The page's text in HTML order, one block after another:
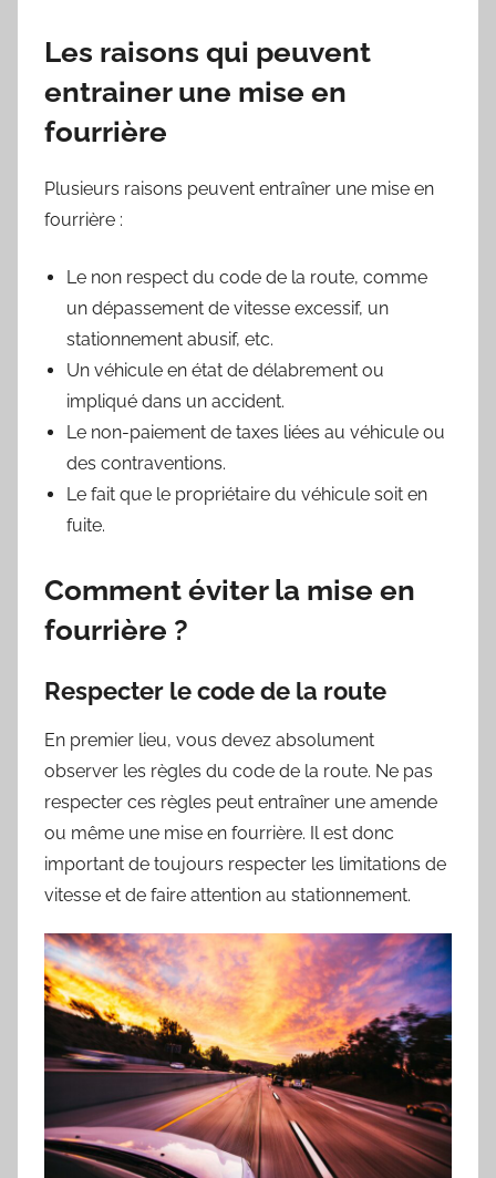
Les raisons qui peuvent
entrainer une mise en
fourrière
Plusieurs raisons peuvent entraîner une mise en
fourrière :
Le non respect du code de la route, comme
un dépassement de vitesse excessif, un
stationnement abusif, etc.
Un véhicule en état de délabrement ou
impliqué dans un accident.
Le non-paiement de taxes liées au véhicule ou
des contraventions.
Le fait que le propriétaire du véhicule soit en
fuite.
Comment éviter la mise en
fourrière ?
Respecter le code de la route
En premier lieu, vous devez absolument
observer les règles du code de la route. Ne pas
respecter ces règles peut entraîner une amende
ou même une mise en fourrière. Il est donc
important de toujours respecter les limitations de
vitesse et de faire attention au stationnement.